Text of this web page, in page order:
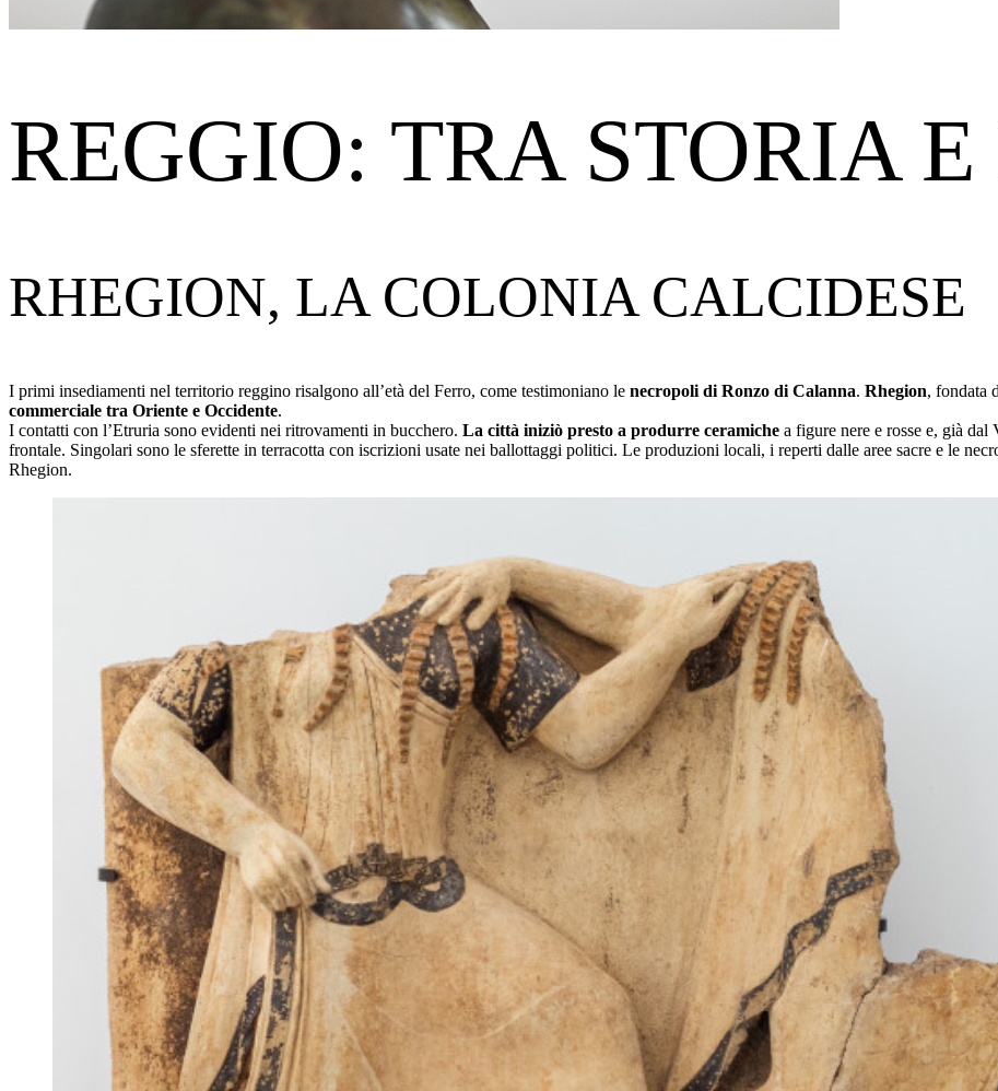
REGGIO: TRA STORIA
RHEGION, LA COLONIA CALCIDESE
I primi insediamenti nel territorio reggino risalgono all’età del Ferro, come testimoniano le necropoli di Ronzo di Calanna. Rhegion, fondata
commerciale tra Oriente e Occidente.
I contatti con l’Etruria sono evidenti nei ritrovamenti in bucchero. La città iniziò presto a produrre ceramiche a figure nere e rosse e, già dal
frontale. Singolari sono le sferette in terracotta con iscrizioni usate nei ballottaggi politici. Le produzioni locali, i reperti dalle aree sacre e le
Rhegion.